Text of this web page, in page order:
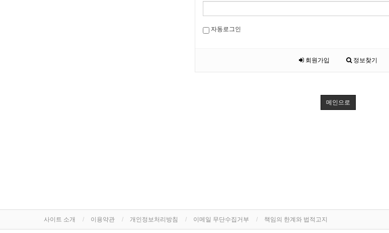
자동로그인
회원가입 정보찾기
메인으로
사이트 소개 이용약관 개인정보처리방침 이메일 무단수집거부 책임의 한계와 법적고지